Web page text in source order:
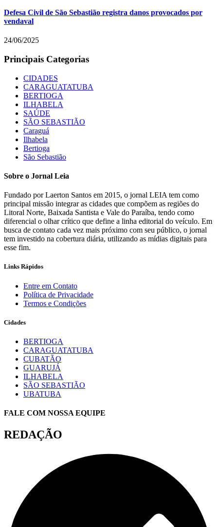
Defesa Civil de São Sebastião registra danos provocados por
vendaval
24/06/2025
Principais Categorias
CIDADES
CARAGUATATUBA
BERTIOGA
ILHABELA
SAÚDE
SÃO SEBASTIÃO
Caraguá
Ilhabela
Bertioga
São Sebastião
Sobre o Jornal Leia
Fundado por Laerton Santos em 2015, o jornal LEIA tem como
principal missão integrar as cidades que compõem as regiões do
Litoral Norte, Baixada Santista e Vale do Paraíba, tendo como
diferencial o olhar crítico que define a linha editorial do veículo. Em
busca de contato cada vez mais próximo com seu público, o jornal
tem investido na cobertura diária, utilizando as mídias digitais para
esse fim.
Links Rápidos
Entre em Contato
Política de Privacidade
Termos e Condições
Cidades
BERTIOGA
CARAGUATATUBA
CUBATÃO
GUARUJÁ
ILHABELA
SÃO SEBASTIÃO
UBATUBA
FALE COM NOSSA EQUIPE
REDAÇÃO